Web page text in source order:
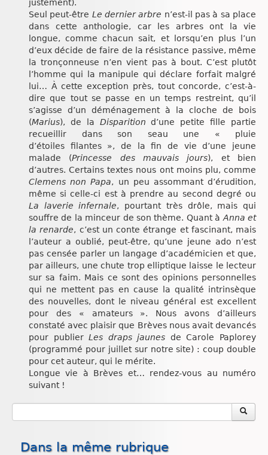
justement).
Seul peut-être Le dernier arbre n’est-il pas à sa place
dans cette anthologie, car les arbres ont la vie
longue, comme chacun sait, et lorsqu’en plus l’un
d’eux décide de faire de la résistance passive, même
la tronçonneuse n’en vient pas à bout. C’est plutôt
l’homme qui la manipule qui déclare forfait malgré
lui… À cette exception près, tout concorde, c’est-à-
dire que tout se passe en un temps restreint, qu’il
s’agisse d’un déménagement à la cloche de bois
(Marius), de la Disparition d’une petite fille partie
recueillir dans son seau une « pluie
d’étoiles filantes », de la fin de vie d’une jeune
malade (Princesse des mauvais jours), et bien
d’autres. Certains textes nous ont moins plu, comme
Clemens non Papa, un peu assommant d’érudition,
même si celle-ci est à prendre au second degré ou
La laverie infernale, pourtant très drôle, mais qui
souffre de la minceur de son thème. Quant à Anna et
la renarde, c’est un conte étrange et fascinant, mais
l’auteur a oublié, peut-être, qu’une jeune ado n’est
pas censée parler un langage d’académicien et que,
par ailleurs, une chute trop elliptique laisse le lecteur
sur sa faim. Mais ce sont des opinions personnelles
qui ne mettent pas en cause la qualité intrinsèque
des nouvelles, dont le niveau général est excellent
pour des « amateurs ». Nous avons d’ailleurs
constaté avec plaisir que Brèves nous avait devancés
pour publierLes draps jaunes de Carole Paplorey
(programmé pour juillet sur notre site) : coup double
pour cet auteur, qui le mérite.
Longue vie à Brèves et… rendez-vous au numéro
suivant !
Dans la même rubrique